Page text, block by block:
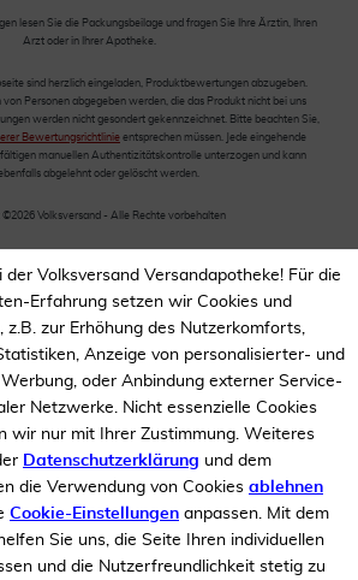
lesen Sie die Packungsbeilage und fragen Sie Ihre Ärztin, Ihren
Arzt oder in Ihrer Apotheke.
sind herzlich eingeladen, Produktbewertungen abzugeben.
Personen abgegeben werden, die das Produkt nicht bei uns
werden nicht gesondert gekennzeichnet. Bitte beachten Sie,
Bewertungsrichtlinie entsprechen müssen. Jede eingehende
manuellen Authentizitätskontrolle unterzogen und kann
abgelehnt oder gelöscht werden.
©2026 Volksversand - Alle Rechte vorbehalten
Volksversand Versandapotheke! Für die
Erfahrung setzen wir Cookies und
z.B. zur Erhöhung des Nutzerkomforts,
Anzeige von personalisierter- und
oder Anbindung externer Service-
Netzwerke. Nicht essenzielle Cookies
wir nur mit Ihrer Zustimmung. Weiteres
Datenschutzerklärung und dem
die Verwendung von Cookies ablehnen
Cookie-Einstellungen anpassen. Mit dem
helfen Sie uns, die Seite Ihren individuellen
und die Nutzerfreundlichkeit stetig zu